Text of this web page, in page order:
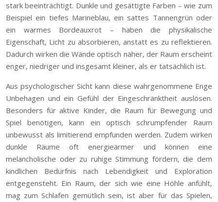
stark beeinträchtigt. Dunkle und gesättigte Farben – wie zum
Beispiel ein tiefes Marineblau, ein sattes Tannengrün oder
ein warmes Bordeauxrot – haben die physikalische
Eigenschaft, Licht zu absorbieren, anstatt es zu reflektieren.
Dadurch wirken die Wände optisch näher, der Raum erscheint
enger, niedriger und insgesamt kleiner, als er tatsächlich ist.
Aus psychologischer Sicht kann diese wahrgenommene Enge
Unbehagen und ein Gefühl der Eingeschränktheit auslösen.
Besonders für aktive Kinder, die Raum für Bewegung und
Spiel benötigen, kann ein optisch schrumpfender Raum
unbewusst als limitierend empfunden werden. Zudem wirken
dunkle Räume oft energieärmer und können eine
melancholische oder zu ruhige Stimmung fördern, die dem
kindlichen Bedürfnis nach Lebendigkeit und Exploration
entgegensteht. Ein Raum, der sich wie eine Höhle anfühlt,
mag zum Schlafen gemütlich sein, ist aber für das Spielen,